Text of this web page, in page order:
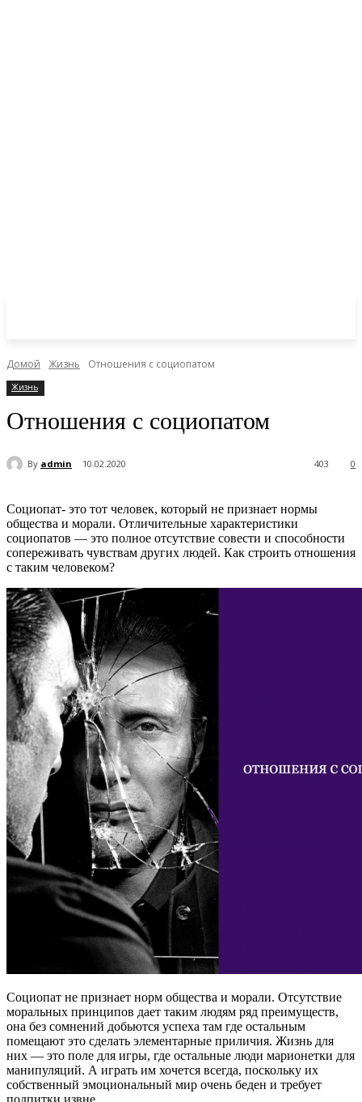
Домой Жизнь Отношения с социопатом
Жизнь
Отношения с социопатом
By admin 10.02.2020 0
403
Социопат- это тот человек, который не признает нормы
общества и морали. Отличительные характеристики
социопатов — это полное отсутствие совести и способности
сопереживать чувствам других людей. Как строить отношения
с таким человеком?
Социопат не признает норм общества и морали. Отсутствие
моральных принципов дает таким людям ряд преимуществ,
она без сомнений добьются успеха там где остальным
помещают это сделать элементарные приличия. Жизнь для
них — это поле для игры, где остальные люди марионетки для
манипуляций. А играть им хочется всегда, поскольку их
собственный эмоциональный мир очень беден и требует
подпитки извне.